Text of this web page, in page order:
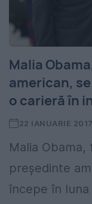
Malia
american,
o carieră în
22 IANUARIE 2017
Malia
președinte
începe în